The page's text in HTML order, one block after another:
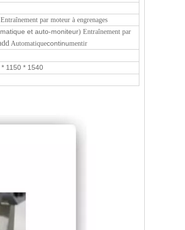
par moteur à engrenages
et auto-moniteur) Entraînement par
Automatiquecontinumentir
1150 * 1540